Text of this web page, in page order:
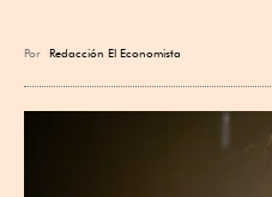
Por Redacción El Economista